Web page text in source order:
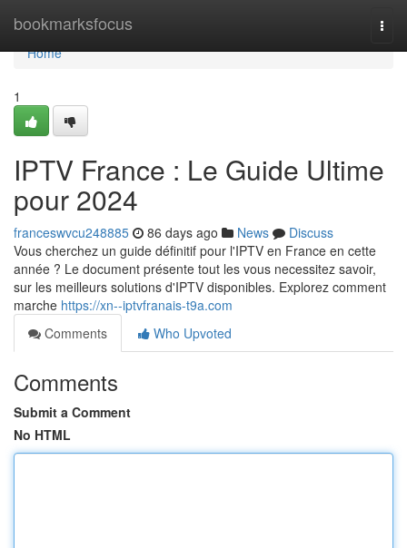
bookmarksfocus
Home
Home
1
IPTV France : Le Guide Ultime
pour 2024
franceswvcu248885 86 days ago News
Discuss
Vous cherchez un guide définitif pour l'IPTV en France en cette
année ? Le document présente tout les vous necessitez savoir,
sur les meilleurs solutions d'IPTV disponibles. Explorez comment
marche https://xn--iptvfranais-t9a.com
Comments
Who Upvoted
Comments
Submit a Comment
No HTML